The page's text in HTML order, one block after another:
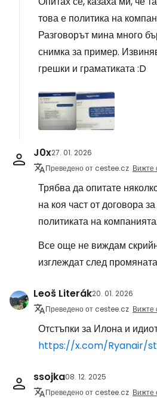
това е политика на
Разговорът мина много
снимка за пример.
грешки и граматиката :D
J0x27. 01. 2026
Преведено от cestee.cz Вижте
Трябва да опитате
на коя част от договора
политиката на компанията.
Все още не виждам
изглеждат след
Leoš Literák20. 01. 2026
Преведено от cestee.cz Вижте
Отстъпки за Илона и
https://x.com/Ryanair/
ssojka08. 12. 2025
Преведено от cestee.cz Вижте